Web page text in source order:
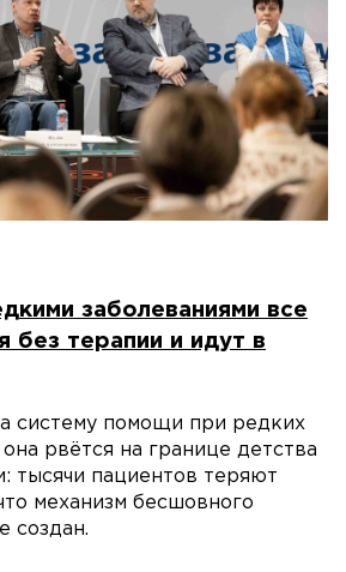
заболеваниями все
без терапии и идут в
систему помощи при редких
рвётся на границе детства
тысячи пациентов теряют
механизм бесшовного
создан.